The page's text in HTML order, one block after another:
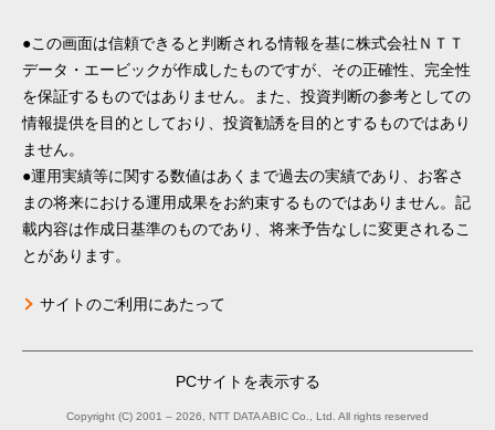
●この画面は信頼できると判断される情報を基に株式会社ＮＴＴ
データ・エービックが作成したものですが、その正確性、完全性
を保証するものではありません。また、投資判断の参考としての
情報提供を目的としており、投資勧誘を目的とするものではあり
ません。
●運用実績等に関する数値はあくまで過去の実績であり、お客さ
まの将来における運用成果をお約束するものではありません。記
載内容は作成日基準のものであり、将来予告なしに変更されるこ
とがあります。
サイトのご利用にあたって
PCサイトを表示する
Copyright (C) 2001 – 2026, NTT DATA ABIC Co., Ltd. All rights reserved